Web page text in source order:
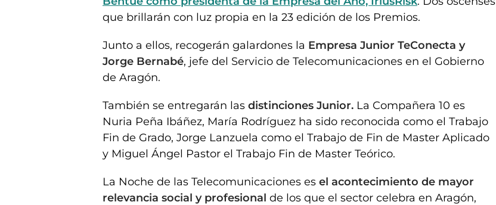
que brillarán con luz propia en la 23 edición de los Premios.
Junto a ellos, recogerán galardones la Empresa Junior TeConecta y
Jorge Bernabé, jefe del Servicio de Telecomunicaciones en el Gobierno
de Aragón.
También se entregarán las distinciones Junior. La Compañera 10 es
Nuria Peña Ibáñez, María Rodríguez ha sido reconocida como el Trabajo
Fin de Grado, Jorge Lanzuela como el Trabajo de Fin de Master Aplicado
y Miguel Ángel Pastor el Trabajo Fin de Master Teórico.
La Noche de las Telecomunicaciones es el acontecimiento de mayor
relevancia social y profesional de los que el sector celebra en Aragón,